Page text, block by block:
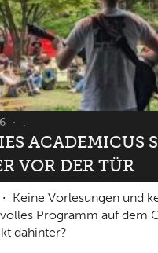
.
ACADEMICUS
VOR DER TÜR
Keine Vorlesungen und
Programm auf dem
dahinter?